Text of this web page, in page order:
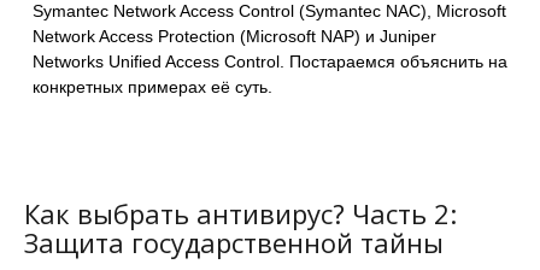
Symantec Network Access Control (Symantec NAC), Microsoft
Network Access Protection (Microsoft NAP) и Juniper
Networks Unified Access Control. Постараемся объяснить на
конкретных примерах её суть.
Как выбрать антивирус? Часть 2:
Защита государственной тайны